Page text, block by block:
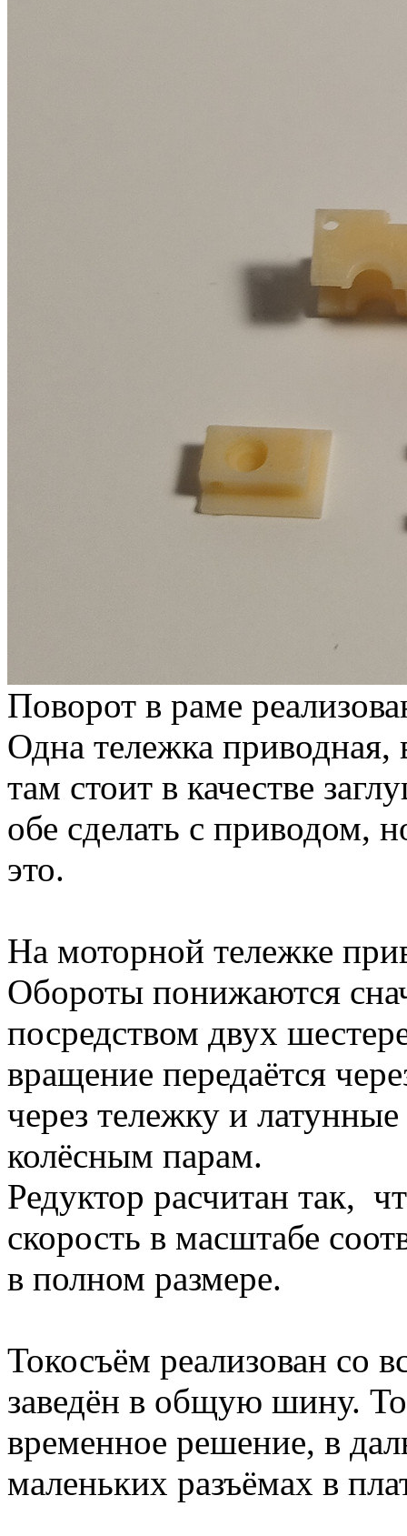
Поворот в раме
Одна тележка приводная,
там стоит в качестве
обе сделать с приводом,
это.
На моторной тележке
Обороты понижаются
посредством двух
вращение передаётся
через тележку и
колёсным парам.
Редуктор расчитан так,
скорость в масштабе
в полном размере.
Токосъём реализован со
заведён в общую шину.
временное решение, в
маленьких разъёмах в